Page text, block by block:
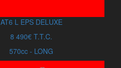
AT6 L EPS DELUXE
8 490€ T.T.C.
570cc - LONG